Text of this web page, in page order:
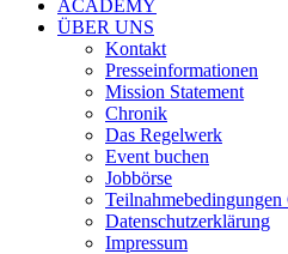
ACADEMY
ÜBER UNS
Kontakt
Presseinformationen
Mission Statement
Chronik
Das Regelwerk
Event buchen
Jobbörse
Datenschutzerklärung
Impressum